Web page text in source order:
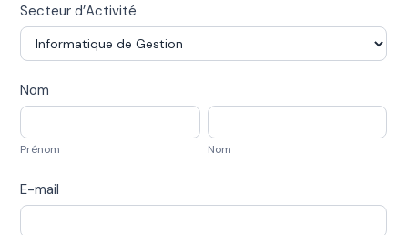
Secteur d’Activité
d'Activité
Nom
Prénom
Prénom
Nom
Nom
E-mail